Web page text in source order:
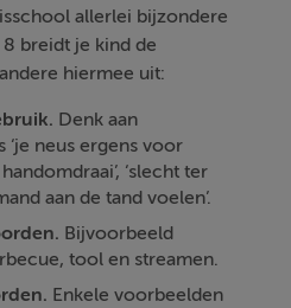
allerlei bijzondere
breidt je kind de
hiermee uit:
Denk aan
‘je neus ergens voor
‘slecht ter
aan de tand voelen’.
Bijvoorbeeld
tool en streamen.
Enkele voorbeelden